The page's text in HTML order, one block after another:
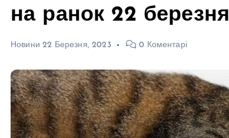
на ранок 22 березня
Новини 22 Березня, 2023 0 Коментарі